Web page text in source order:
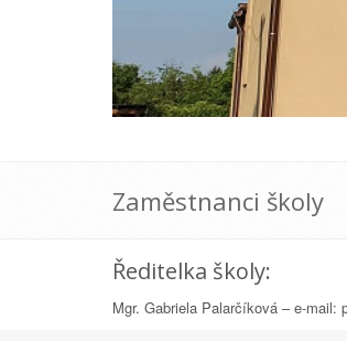
Zaměstnanci školy
Ředitelka školy:
Mgr. Gabriela Palarčíková – e-mail: